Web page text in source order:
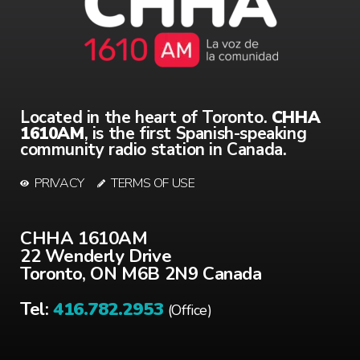
Located in the heart of Toronto. CHHA
1610AM, is the first Spanish-speaking
community radio station in Canada.
PRIVACY TERMS OF USE
CHHA 1610AM
22 Wenderly Drive
Toronto, ON M6B 2N9 Canada
Tel:416.782.2953 (Office)